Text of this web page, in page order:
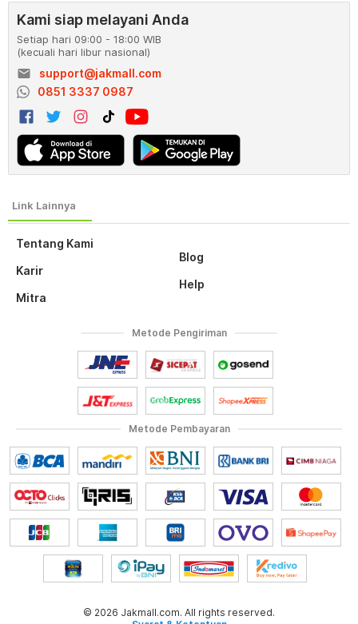
Tentang Kami
Karir
Mitra
Blog
Help
Kami siap melayani Anda
Setiap hari 09:00 - 18:00 WIB
(kecuali hari libur nasional)
email
support@jakmall.com
0851 3337 0987
Metode Pembayaran
Metode Pengiriman
© 2026 Jakmall.com. All rights reserved.